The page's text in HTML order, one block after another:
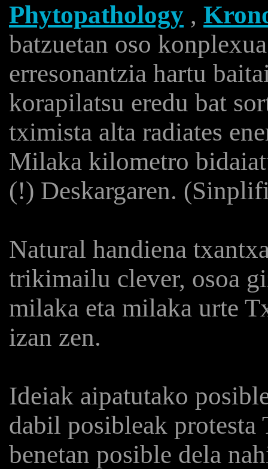
Phytopathology ,
batzuetan oso
erresonantzia hartu
korapilatsu eredu bat
tximista alta radiates
Milaka kilometro
(!) Deskargaren.
Natural handiena
trikimailu clever, osoa
milaka eta milaka urte
izan zen.
Ideiak aipatutako
dabil posibleak protesta
benetan posible dela